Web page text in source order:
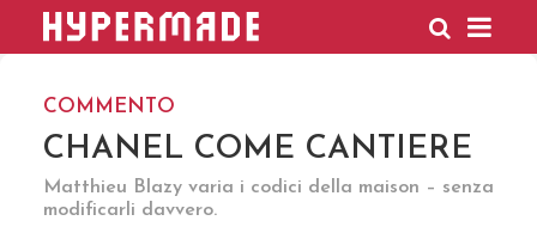
HYPERMADE
COMMENTO
CHANEL COME CANTIERE
Matthieu Blazy varia i codici della maison – senza
modificarli davvero.